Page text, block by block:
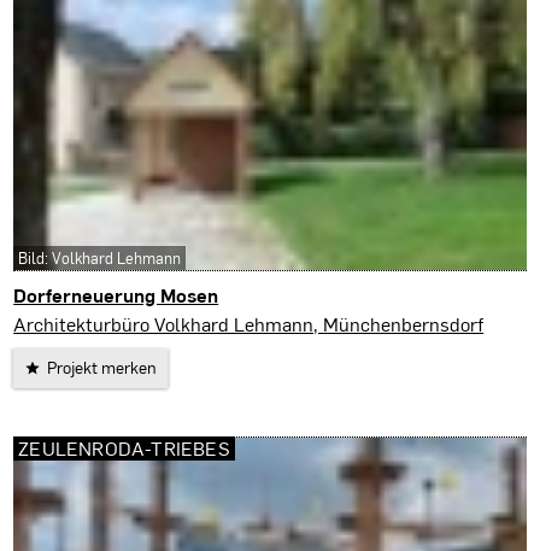
Dorferneuerung Mosen
Wünschendorf
Architekturbüro Volkhard Lehmann, Münchenbernsdorf
Projekt merken
Bild: Volkhard Lehmann
ZEULENRODA-TRIEBES